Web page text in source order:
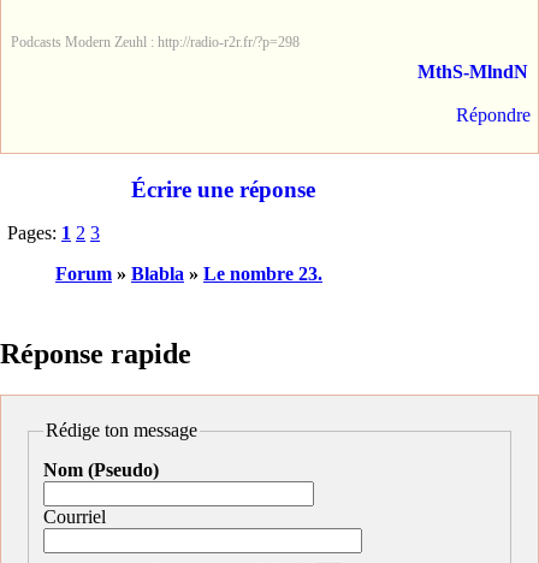
Podcasts Modern Zeuhl : http://radio-r2r.fr/?p=298
MthS-MlndN
Répondre
Écrire une réponse
Pages: 1 2 3
Forum » Blabla » Le nombre 23.
Réponse rapide
Rédige ton message
Nom (Pseudo)
Courriel